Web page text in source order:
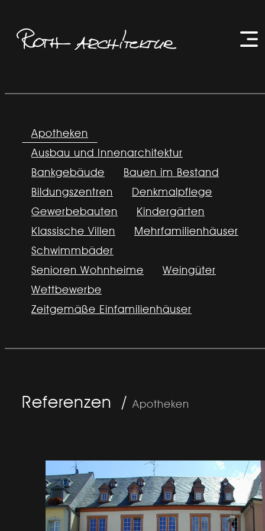
springen
Apotheken
Ausbau und Innenarchitektur
Bankgebäude
Bauen im Bestand
Bildungszentren
Denkmalpflege
Gewerbebauten
Kindergärten
Klassische Villen
Mehrfamilienhäuser
Schwimmbäder
Senioren Wohnheime
Weingüter
Wettbewerbe
Zeitgemäße Einfamilienhäuser
Referenzen /Apotheken